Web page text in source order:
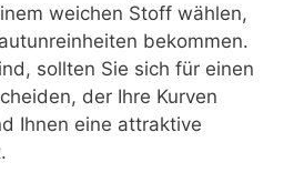
weichen Stoff wählen,
bekommen.
sollten Sie sich für einen
der Ihre Kurven
Ihnen eine attraktive